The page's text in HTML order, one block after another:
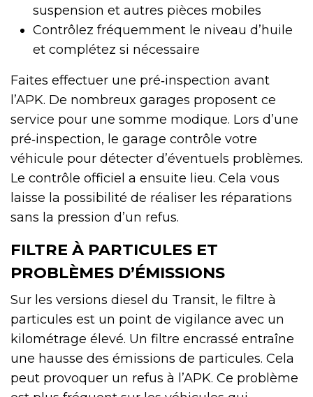
suspension et autres pièces mobiles
Contrôlez fréquemment le niveau d’huile
et complétez si nécessaire
Faites effectuer une pré‑inspection avant
l’APK. De nombreux garages proposent ce
service pour une somme modique. Lors d’une
pré‑inspection, le garage contrôle votre
véhicule pour détecter d’éventuels problèmes.
Le contrôle officiel a ensuite lieu. Cela vous
laisse la possibilité de réaliser les réparations
sans la pression d’un refus.
FILTRE À PARTICULES ET
PROBLÈMES D’ÉMISSIONS
Sur les versions diesel du Transit, le filtre à
particules est un point de vigilance avec un
kilométrage élevé. Un filtre encrassé entraîne
une hausse des émissions de particules. Cela
peut provoquer un refus à l’APK. Ce problème